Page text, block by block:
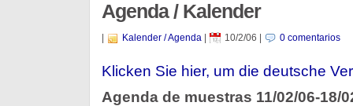
Agenda / Kalender
Kalender / Agenda| 10/2/06 0 comentarios
Klicken Sie hier, um die deutsche
Agenda de muestras 11/02/06-18/